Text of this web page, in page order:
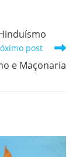
post
e Maçonaria